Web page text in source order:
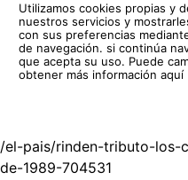
Utilizamos cookies propias y
nuestros servicios y
con sus preferencias
de navegación. si continúa
que acepta su uso. Puede
obtener más información aquí
/el-pais/rinden-tributo-los-
de-1989-704531